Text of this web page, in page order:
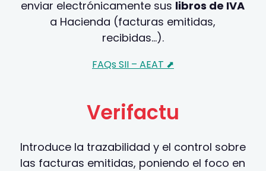
enviar electrónicamente sus libros de IVA
a Hacienda (facturas emitidas,
recibidas…).
FAQs SII – AEAT ⬈
Verifactu
Introduce la trazabilidad y el control sobre
las facturas emitidas, poniendo el foco en